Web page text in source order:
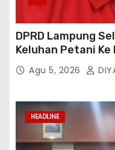
DPRD Lampung
Keluhan Petani
Penyaluran Pupuk
Lestari
Agu 5, 2026
HEADLINE